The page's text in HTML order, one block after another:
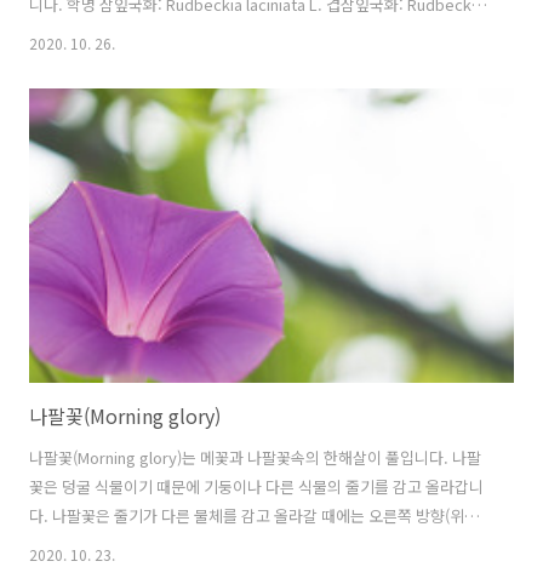
laciniata L. var. hortensis Bailey 분류 식물계 └ 속씨식물문 └ 쌍떡
화 다른이름 삼잎국화: 세잎국화, 양노랭이, 키다리나물, 금광국(金光
菊) 겹삼잎국화: 키다리노랑꽃, 겹꽃삼잎국화, 겹세잎국화, 양국화, 만첩
삼잎국화 원산지 북아메리카 겹삼잎국화 참고자료
2020. 10. 26.
나팔꽃(Morning glory)
나팔꽃(Morning glory)는 메꽃과 나팔꽃속의 한해살이 풀입니다. 나팔
꽃은 덩굴 식물이기 때문에 기둥이나 다른 식물의 줄기를 감고 올라갑니
다. 나팔꽃은 줄기가 다른 물체를 감고 올라갈 때에는 오른쪽 방향(위에
서 보았을 때에 시계반대방향)으로 감고 올라갑니다. 나팔꽃은 일몰과 함
2020. 10. 23.